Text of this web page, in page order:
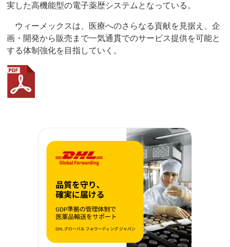
実した高機能型の電子薬歴システムとなっている。
ウィーメックスは、医療へのさらなる貢献を見据え、企
画・開発から販売まで一気通貫でのサービス提供を可能と
する体制強化を目指していく。